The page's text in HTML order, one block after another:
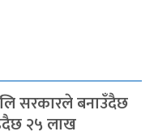
सरकारले बनाउँदैछ
२५ लाख